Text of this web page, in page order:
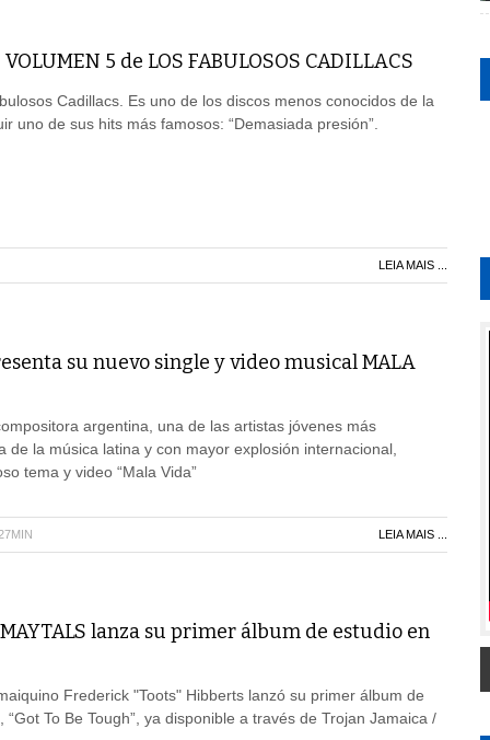
5 de LOS FABULOSOS CADILLACS
Cadillacs. Es uno de los discos menos conocidos de la
uno de sus hits más famosos: “Demasiada presión”.
LEIA MAIS ...
su nuevo single y video musical MALA
argentina, una de las artistas jóvenes más
de la música latina y con mayor explosión internacional,
tema y video “Mala Vida”
LEIA MAIS ...
MAYTALS lanza su primer álbum de estudio en
Frederick "Toots" Hibberts lanzó su primer álbum de
To Be Tough”, ya disponible a través de Trojan Jamaica /